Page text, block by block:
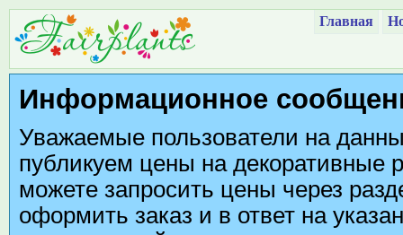
Главная
Информационное
Уважаемые пользователи на
публикуем цены на декоративные
можете запросить цены через
оформить заказ и в ответ на